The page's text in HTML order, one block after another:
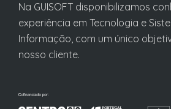
Na GUISOFT disponibilizamos
experiência em Tecnologia e
Informação, com um único
nosso cliente.